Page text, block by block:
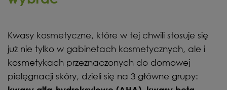
Kwasy kosmetyczne, które w tej chwili stosuje się
już nie tylko w gabinetach kosmetycznych, ale i
kosmetykach przeznaczonych do domowej
pielęgnacji skóry, dzieli się na 3 główne grupy: